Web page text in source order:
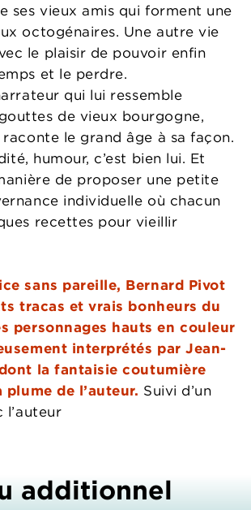
ses vieux amis qui forment une
octogénaires. Une autre vie
le plaisir de pouvoir enfin
et le perdre.
qui lui ressemble
de vieux bourgogne,
le grand âge à sa façon.
humour, c’est bien lui. Et
de proposer une petite
individuelle où chacun
recettes pour vieillir
sans pareille, Bernard Pivot
tracas et vrais bonheurs du
personnages hauts en couleur
interprétés par Jean-
la fantaisie coutumière
plume de l’auteur. Suivi d’un
l’auteur
additionnel